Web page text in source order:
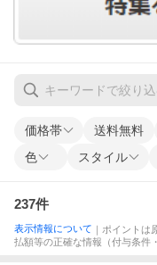
価格帯 送料無料
色 スタイル
237件
表示情報について ｜ポイントは
払額等の正確な情報（付与条件